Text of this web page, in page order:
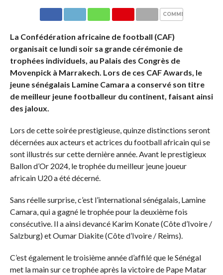
COMMENTAIRES
La Confédération africaine de football (CAF)
organisait ce lundi soir sa grande cérémonie de
trophées individuels, au Palais des Congrès de
Movenpick à Marrakech. Lors de ces CAF Awards, le
jeune sénégalais Lamine Camara a conservé son titre
de meilleur jeune footballeur du continent, faisant ainsi
des jaloux.
Lors de cette soirée prestigieuse, quinze distinctions seront
décernées aux acteurs et actrices du football africain qui se
sont illustrés sur cette dernière année. Avant le prestigieux
Ballon d’Or 2024, le trophée du meilleur jeune joueur
africain U20 a été décerné.
Sans réelle surprise, c’est l’international sénégalais, Lamine
Camara, qui a gagné le trophée pour la deuxième fois
consécutive. Il a ainsi devancé Karim Konate (Côte d’Ivoire /
Salzburg) et Oumar Diakite (Côte d’Ivoire / Reims).
C’est également le troisième année d’affilé que le Sénégal
met la main sur ce trophée après la victoire de Pape Matar